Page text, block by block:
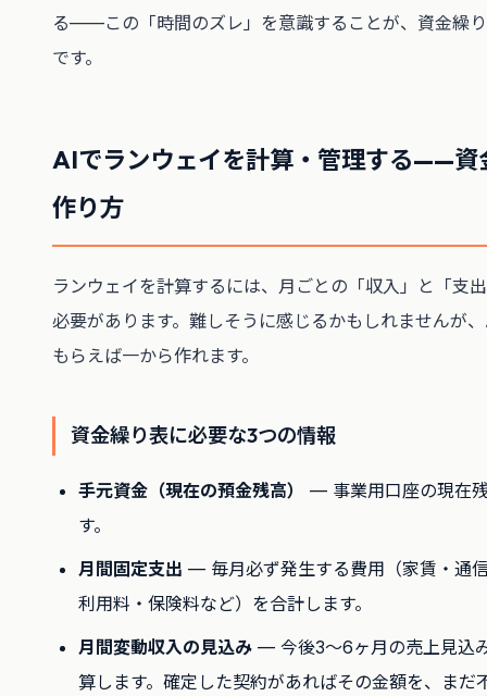
る——この「時間のズレ」を意識することが、資金繰
です。
AIでランウェイを計算・管理する——資
作り方
ランウェイを計算するには、月ごとの「収入」と「支
必要があります。難しそうに感じるかもしれませんが
もらえば一から作れます。
資金繰り表に必要な3つの情報
手元資金（現在の預金残高）
— 事業用口座の現在
す。
月間固定支出 — 毎月必ず発生する費用（家賃・通
利用料・保険料など）を合計します。
月間変動収入の見込み — 今後3〜6ヶ月の売上見込
算します。確定した契約があればその金額を、まだ